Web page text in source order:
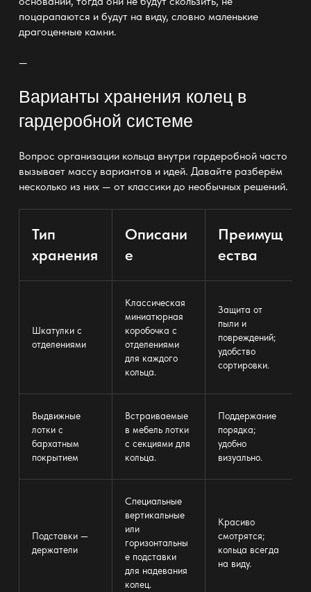
поцарапаются и будут на виду, словно маленькие
драгоценные камни.
—
Варианты хранения колец в
гардеробной системе
Вопрос организации кольца внутри гардеробной часто
вызывает массу вариантов и идей. Давайте разберём
несколько из них — от классики до необычных решений.
Тип
хранения
Описани
е
Преимущ
ества
Шкатулки с
отделениями
Классическая
миниатюрная
коробочка с
отделениями
для каждого
кольца.
Защита от
пыли и
повреждений;
удобство
сортировки.
Выдвижные
лотки с
бархатным
покрытием
Встраиваемые
в мебельлотки
с секциями для
кольца.
Поддержание
порядка;
удобно
визуально.
Подставки —
держатели
Специальные
вертикальные
или
горизонтальны
е подставки
для надевания
колец.
Красиво
смотрятся;
кольца всегда
на виду.